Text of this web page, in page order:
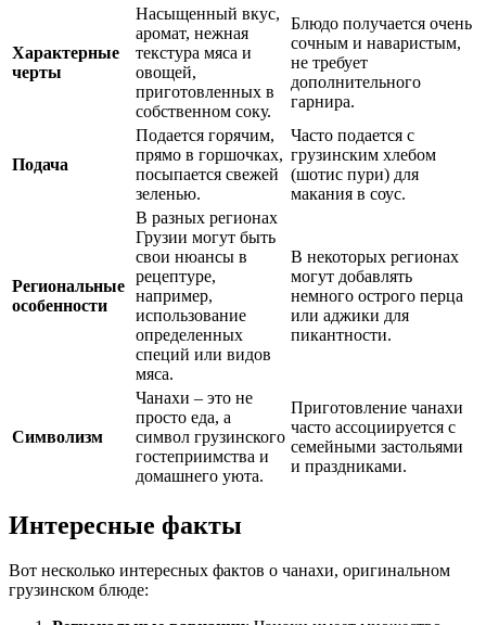
Характерные
черты
Насыщенный вкус,
аромат, нежная
текстура мяса и
овощей,
приготовленных в
собственном соку.
Блюдо получается очень
сочным и наваристым,
не требует
дополнительного
гарнира.
Подача
Подается горячим,
прямо в горшочках,
посыпается свежей
зеленью.
Часто подается с
грузинским хлебом
(шотис пури) для
макания в соус.
Региональные
особенности
В разных регионах
Грузии могут быть
свои нюансы в
рецептуре,
например,
использование
определенных
специй или видов
мяса.
В некоторых регионах
могут добавлять
немного острого перца
или аджики для
пикантности.
Символизм
Чанахи – это не
просто еда, а
символ грузинского
гостеприимства и
домашнего уюта.
Приготовление чанахи
часто ассоциируется с
семейными застольями
и праздниками.
Интересные факты
Вот несколько интересных фактов о чанахи, оригинальном
грузинском блюде: